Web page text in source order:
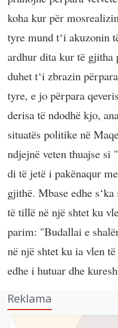
koha kur për
tyre mund t‘i akuzonin
ardhur dita kur të gjitha
duhet t‘i zbrazin
tyre, e jo përpara
derisa të ndodhë kjo,
situatës politike në
ndjejnë veten thuajse
di të jetë i pakënaqur
gjithë. Mbase edhe
të tillë në një shtet ku
parim: "Budallai e
në një shtet ku ia vlen
edhe i hutuar dhe
Reklama